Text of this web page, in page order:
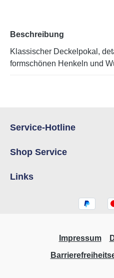
Beschreibung
Klassischer Deckelpokal,
formschönen Henkeln und
Service-Hotline
Shop Service
Links
Impressum